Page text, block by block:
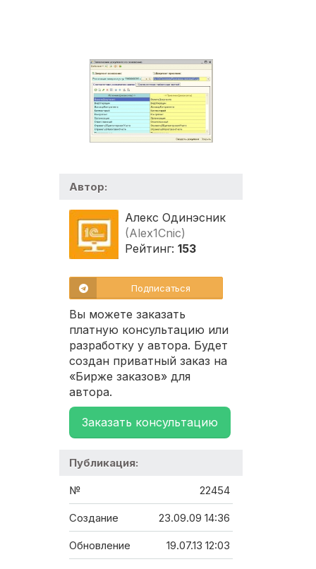
Автор:
Алекс Одинэсник
(Alex1Cnic)
Рейтинг: 153
Подписаться
Вы можете заказать
платную консультацию или
разработку у автора. Будет
создан приватный заказ на
«Бирже заказов» для
автора.
Заказать консультацию
Публикация:
№ 22454
Создание 23.09.09 14:36
Обновление 19.07.13 12:03